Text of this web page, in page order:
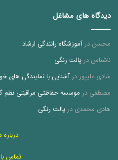
دیدگاه های مشاغل
محسن درآموزشگاه رانندگی ارشاد
ناشناس درپالت رنگی
شادی علیپوردرآشنایی با نمایندگی های
مصطفی در موسسه حفاظتی مراقبتی نظم
هادی محمدی درپالت رنگی
درباره
تماس